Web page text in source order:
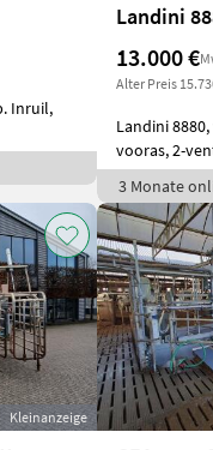
Inruil,
Landini
13.000 €
Alter Preis
Landini
vooras, 2-
3 Monate
Kleinanzeige